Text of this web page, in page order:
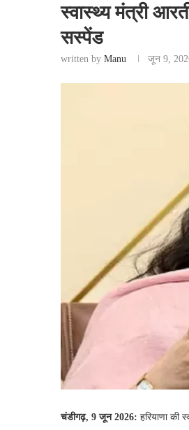
स्वास्थ्य मंत्री
सस्पेंड
written by Manu जून 9,
चंडीगढ़, 9 जून 2026: हरियाणा की